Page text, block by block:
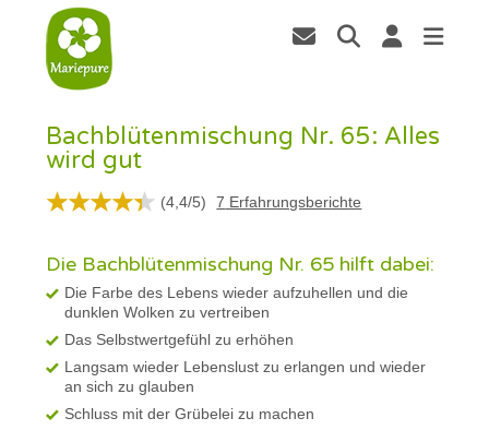
Bachblütenmischung Nr. 65: Alles
wird gut
(4,4/5) 7 Erfahrungsberichte
Die Bachblütenmischung Nr. 65 hilft dabei:
Die Farbe des Lebens wieder aufzuhellen und die
dunklen Wolken zu vertreiben
Das Selbstwertgefühl zu erhöhen
Langsam wieder Lebenslust zu erlangen und wieder
an sich zu glauben
Schluss mit der Grübelei zu machen